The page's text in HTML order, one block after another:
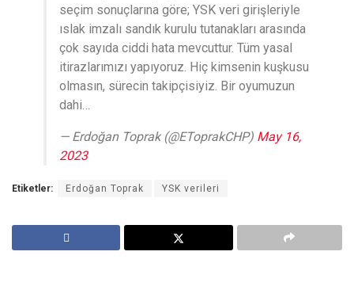
seçim sonuçlarına göre; YSK veri girişleriyle
ıslak imzalı sandık kurulu tutanakları arasında
çok sayıda ciddi hata mevcuttur. Tüm yasal
itirazlarımızı yapıyoruz. Hiç kimsenin kuşkusu
olmasın, sürecin takipçisiyiz. Bir oyumuzun
dahi…
— Erdoğan Toprak (@EToprakCHP) May 16,
2023
Etiketler: Erdoğan Toprak YSK verileri